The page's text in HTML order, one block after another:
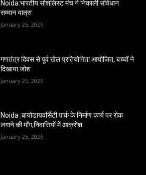
Noida:भारतीय सोशलिस्ट मंच ने निकाली संविधान
सम्मान यात्रा
January 25, 2026
गणतंत्र दिवस से पूर्व खेल प्रतियोगिता आयोजित, बच्चों ने
दिखाया जोश
January 25, 2026
Noida :बायोडायवर्सिटी पार्क के निर्माण कार्य पर रोक
लगाने की माँग,निवासियों में आक्रोश
January 25, 2026